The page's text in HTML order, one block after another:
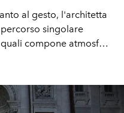
al gesto, l'architetta
singolare
compone atmosfere
l'emozione nasce meno